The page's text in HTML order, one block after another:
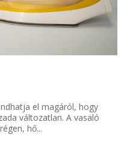
el magáról, hogy
változatlan. A vasaló
hő...